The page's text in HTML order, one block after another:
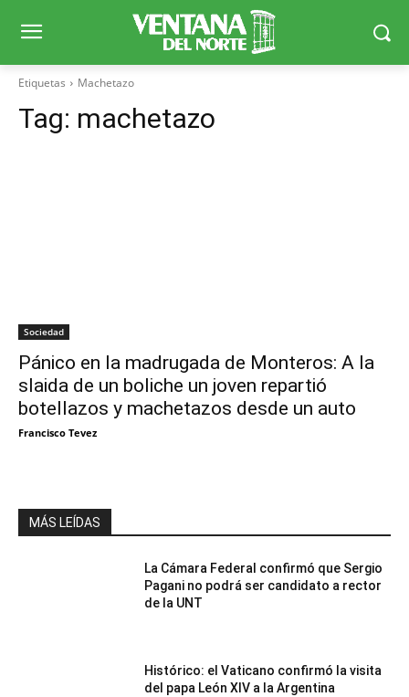
Etiquetas Machetazo
Tag: machetazo
Sociedad
Pánico en la madrugada de Monteros: A la
slaida de un boliche un joven repartió
botellazos y machetazos desde un auto
Francisco Tevez
MÁS LEÍDAS
La Cámara Federal confirmó que Sergio
Pagani no podrá ser candidato a rector
de la UNT
Histórico: el Vaticano confirmó la visita
del papa León XIV a la Argentina